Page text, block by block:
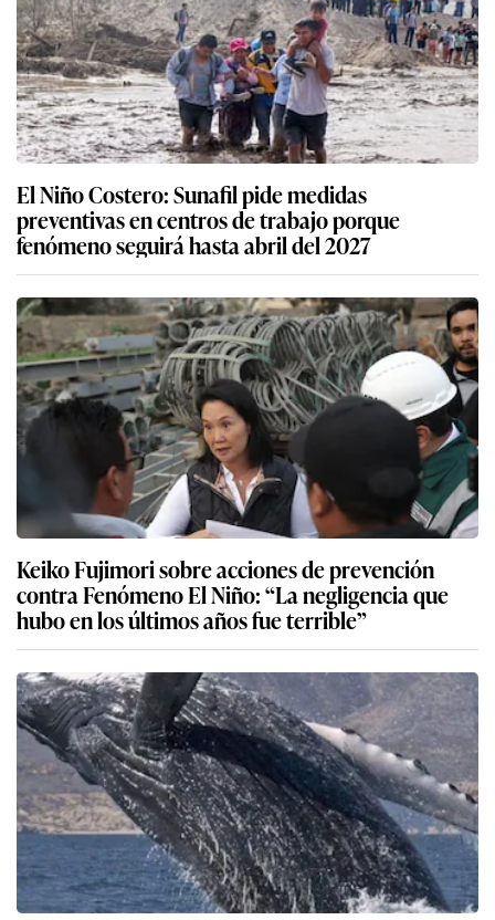
El Niño Costero: Sunafil pide medidas
preventivas en centros de trabajo porque
fenómeno seguirá hasta abril del 2027
Keiko Fujimori sobre acciones de prevención
contra Fenómeno El Niño: “La negligencia que
hubo en los últimos años fue terrible”